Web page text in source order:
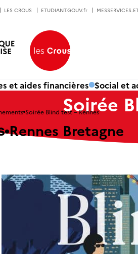
LES CROUS ETUDIANT.GOUV.fr
et aides financières Social et
Soirée Blind test – Rennes
Rennes Bretagne
Soirée